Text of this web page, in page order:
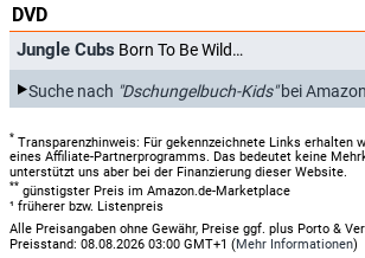
DVD
Jungle Cubs Born To Be Wild
Suche nach "Dschungelbuch-Kids"bei
* Transparenzhinweis: Für gekennzeichnete Links erhalten
eines Affiliate-Partnerprogramms. Das bedeutet keine
unterstützt uns aber bei der Finanzierung dieser Website.
** günstigster Preis im Amazon.de-Marketplace
¹ früherer bzw. Listenpreis
Alle Preisangaben ohne Gewähr, Preise ggf. plus Porto &
Preisstand: 08.08.2026 03:00 GMT+1 (Mehr Informationen)